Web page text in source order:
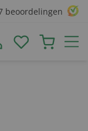
beoordelingen